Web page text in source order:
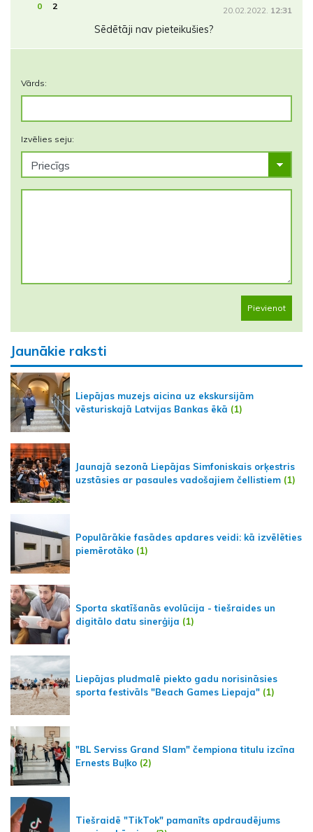
0 2 20.02.2022. 12:31
Sēdētāji nav pieteikušies?
Vārds:
Izvēlies seju:
Pievienot
Jaunākie raksti
Liepājas muzejs aicina uz ekskursijām
vēsturiskajā Latvijas Bankas ēkā (1)
Jaunajā sezonā Liepājas Simfoniskais orķestris
uzstāsies ar pasaules vadošajiem čellistiem (1)
Populārākie fasādes apdares veidi: kā izvēlēties
piemērotāko (1)
Sporta skatīšanās evolūcija - tiešraides un
digitālo datu sinerģija (1)
Liepājas pludmalē piekto gadu norisināsies
sporta festivāls "Beach Games Liepaja" (1)
"BL Serviss Grand Slam" čempiona titulu izcīna
Ernests Buļko (2)
Tiešraidē "TikTok" pamanīts apdraudējums